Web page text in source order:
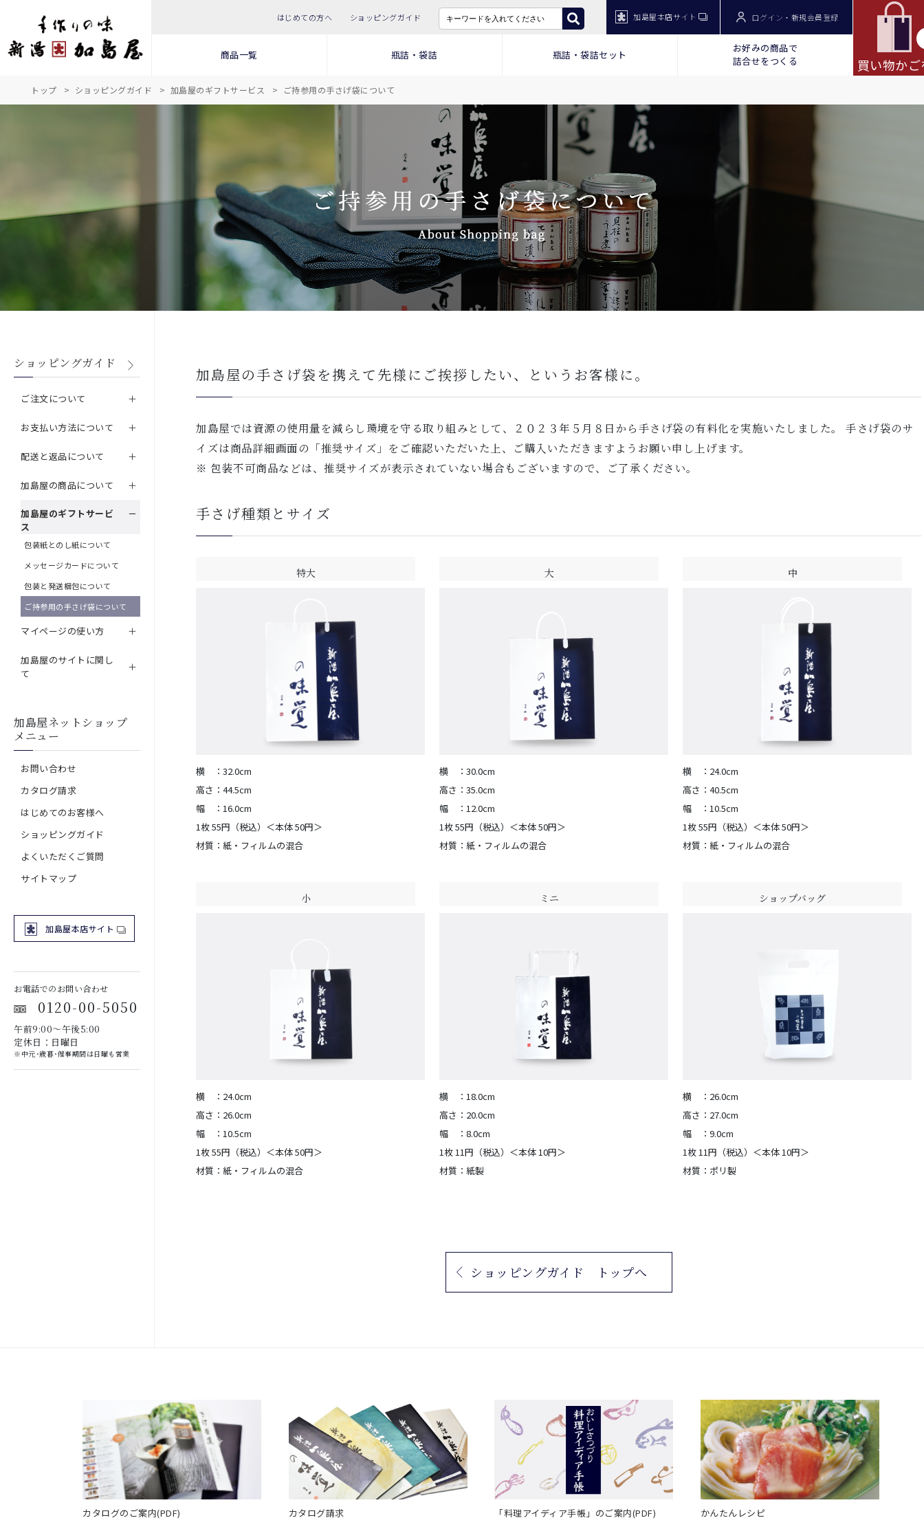
はじめての方へ ショッピングガイド 加島屋本店サイト ログイン・新規会員登録
商品一覧 瓶詰・袋詰 瓶詰・袋詰セット
お好みの商品で
詰合せをつくる
買い物か
トップ ショッピングガイド 加島屋のギフトサービス ご持参用の手さげ袋について
加島屋の手さげ袋を携えて先様にご挨拶したい、というお客様に。
加島屋では資源の使用量を減らし環境を守る取り組みとして、２０２３年５月８日から手さげ袋の有料化を実施いたしました。 手さげ袋のサ
イズは商品詳細画面の「推奨サイズ」をご確認いただいた上、ご購入いただきますようお願い申し上げます。
※ 包装不可商品などは、推奨サイズが表示されていない場合もございますので、ご了承ください。
手さげ種類とサイズ
特大
横 ：32.0cm
高さ：44.5cm
幅 ：16.0cm
1枚 55円（税込）＜本体 50円＞
材質：紙・フィルムの混合
大
横 ：30.0cm
高さ：35.0cm
幅 ：12.0cm
1枚 55円（税込）＜本体 50円＞
材質：紙・フィルムの混合
中
横 ：24.0cm
高さ：40.5cm
幅 ：10.5cm
1枚 55円（税込）＜本体 50円＞
材質：紙・フィルムの混合
小
横 ：24.0cm
高さ：26.0cm
幅 ：10.5cm
1枚 55円（税込）＜本体 50円＞
材質：紙・フィルムの混合
ミニ
横 ：18.0cm
高さ：20.0cm
幅 ：8.0cm
1枚 11円（税込）＜本体 10円＞
材質：紙製
ショップバッグ
横 ：26.0cm
高さ：27.0cm
幅 ：9.0cm
1枚 11円（税込）＜本体 10円＞
材質：ポリ製
ショッピングガイド トップへ
ショッピングガイド
ご注文について
お支払い方法について
配送と返品について
加島屋の商品について
加島屋のギフトサービ
ス
包装紙とのし紙について
メッセージカードについて
包装と発送梱包について
ご持参用の手さげ袋について
マイページの使い方
加島屋のサイトに関し
て
加島屋ネットショップ
メニュー
お問い合わせ
カタログ請求
はじめてのお客様へ
ショッピングガイド
よくいただくご質問
サイトマップ
加島屋本店サイト
お電話でのお問い合わせ
0120-00-5050
午前9:00～午後5:00
定休日：日曜日
※中元･歳暮･催事期間は日曜も営業
カタログのご案内(PDF) カタログ請求 「料理アイディア手帳」のご案内(PDF) かんたんレシピ